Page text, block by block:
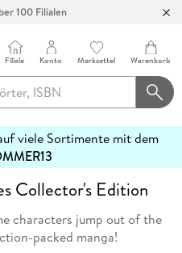
100 Filialen
Filiale Konto Merkzettel Warenkorb
viele Sortimente mit dem
Collector's Edition
characters jump out of the
packed manga!